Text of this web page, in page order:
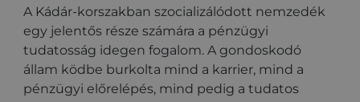
A Kádár-korszakban szocializálódott nemzedék
egy jelentős része számára a pénzügyi
tudatosság idegen fogalom. A gondoskodó
állam ködbe burkolta mind a karrier, mind a
pénzügyi előrelépés, mind pedig a tudatos